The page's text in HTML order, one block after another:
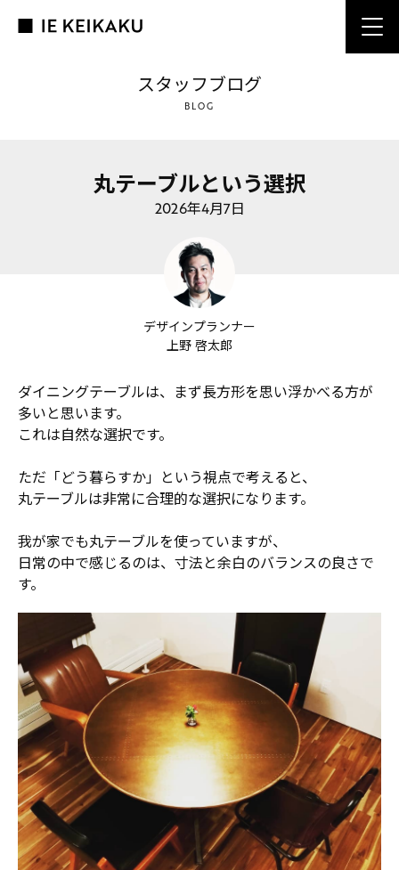
スタッフブログ
BLOG
丸テーブルという選択
2026年4月7日
デザインプランナー
上野 啓太郎
ダイニングテーブルは、まず長方形を思い浮かべる方が
多いと思います。
これは自然な選択です。
ただ「どう暮らすか」という視点で考えると、
丸テーブルは非常に合理的な選択になります。
我が家でも丸テーブルを使っていますが、
日常の中で感じるのは、寸法と余白のバランスの良さで
す。